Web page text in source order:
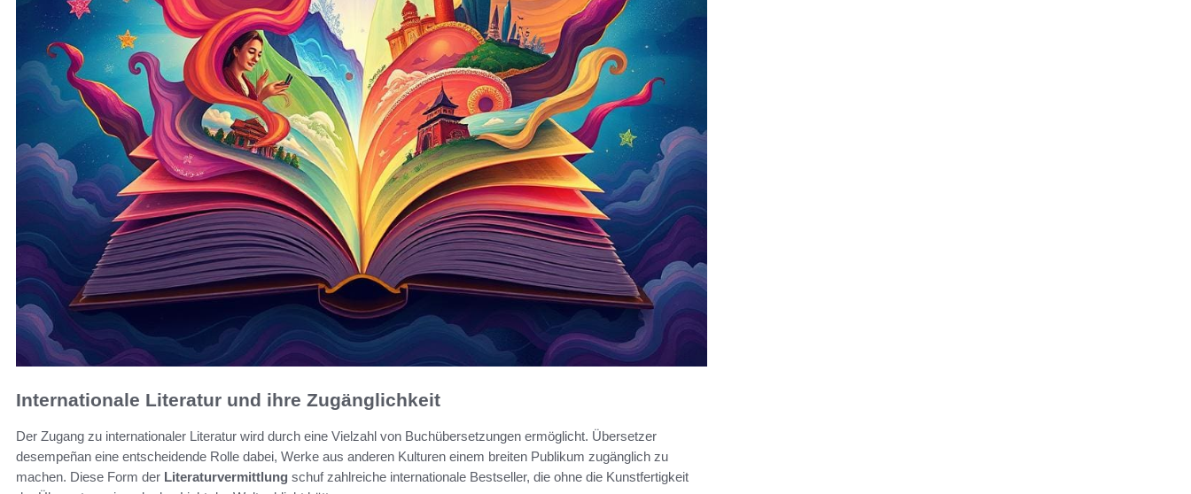
Internationale Literatur und ihre Zugänglichkeit
Der Zugang zu internationaler Literatur wird durch eine Vielzahl von Buchübersetzungen ermöglicht. Übersetzer
desempeñan eine entscheidende Rolle dabei, Werke aus anderen Kulturen einem breiten Publikum zugänglich zu
machen. Diese Form der Literaturvermittlung schuf zahlreiche internationale Bestseller, die ohne die Kunstfertigkeit